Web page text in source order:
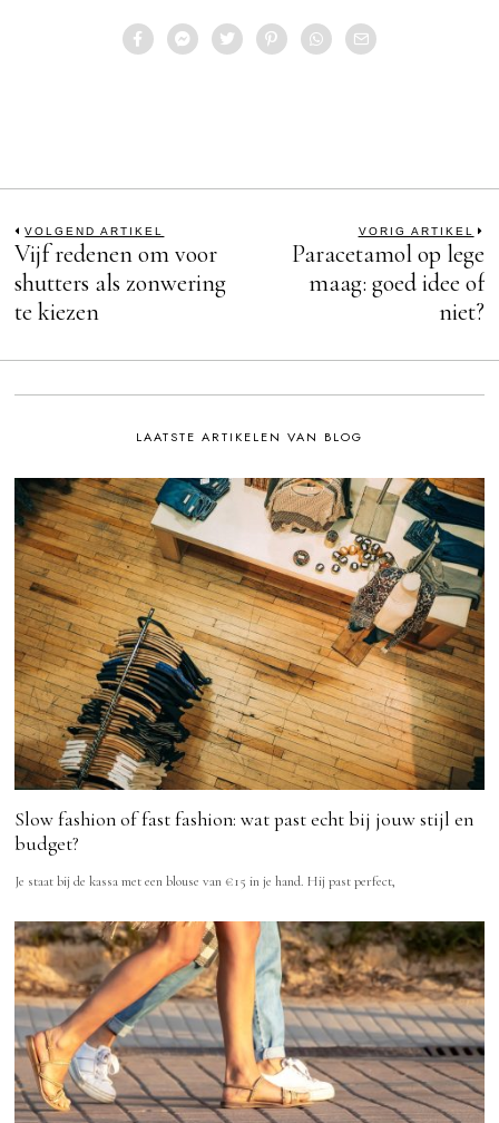
Bericht
navigatie
VOLGEND ARTIKEL
Previous
post:
Vijf redenen om voor
shutters als zonwering
te kiezen
VORIG ARTIKEL
Paracetamol op lege
maag: goed idee of
niet?
LAATSTE ARTIKELEN VAN BLOG
Slow fashion of fast fashion: wat past echt bij jouw stijl en
budget?
Je staat bij de kassa met een blouse van €15 in je hand. Hij past perfect,